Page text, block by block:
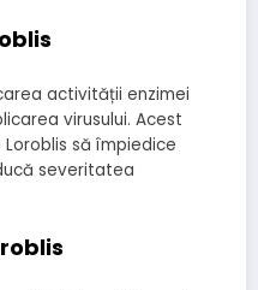
activității enzimei
virusului. Acest
să împiedice
severitatea